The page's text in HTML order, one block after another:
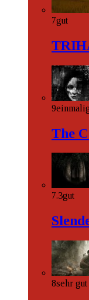
7gut
9
The
7.3gut
8sehr gut